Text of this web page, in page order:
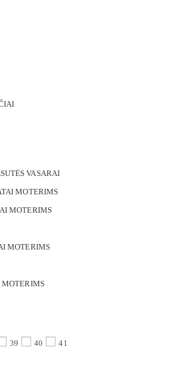
VASARAI
MOTERIMS
MOTERIMS
MOTERIMS
39 40 41